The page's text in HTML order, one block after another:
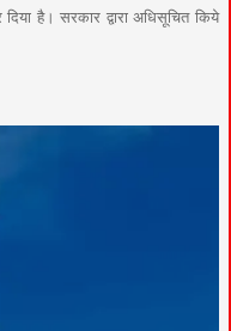
है। सरकार द्वारा अधिसूचित किये